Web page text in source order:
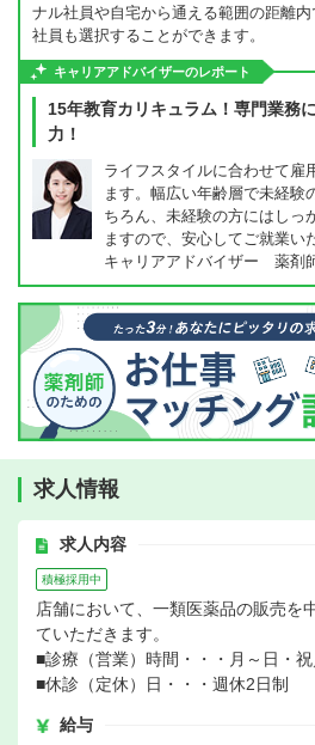
ナル社員や自宅から通える範囲の距離
社員も選択することができます。
キャリアアドバイザーのレポート
15年教育カリキュラム！専門業務
力！
ライフスタイルに合わせて雇
ます。幅広い年齢層で未経験
ちろん、未経験の方にはしっ
ますので、安心してご就業い
キャリアアドバイザー 薬剤
求人情報
求人内容
積極採用中
店舗において、一類医薬品の販売を
ていただきます。
■診療（営業）時間・・・月～日・
■休診（定休）日・・・週休2日制
給与